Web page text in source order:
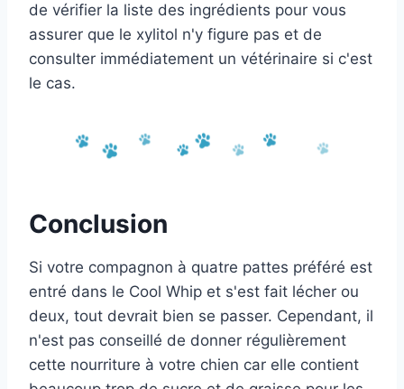
de vérifier la liste des ingrédients pour vous
assurer que le xylitol n'y figure pas et de
consulter immédiatement un vétérinaire si c'est
le cas.
Conclusion
Si votre compagnon à quatre pattes préféré est
entré dans le Cool Whip et s'est fait lécher ou
deux, tout devrait bien se passer. Cependant, il
n'est pas conseillé de donner régulièrement
cette nourriture à votre chien car elle contient